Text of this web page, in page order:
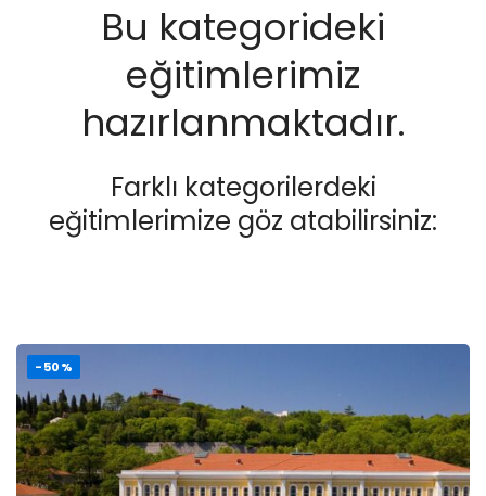
Bu kategorideki
eğitimlerimiz
hazırlanmaktadır.
Farklı kategorilerdeki
eğitimlerimize göz atabilirsiniz:
-50%